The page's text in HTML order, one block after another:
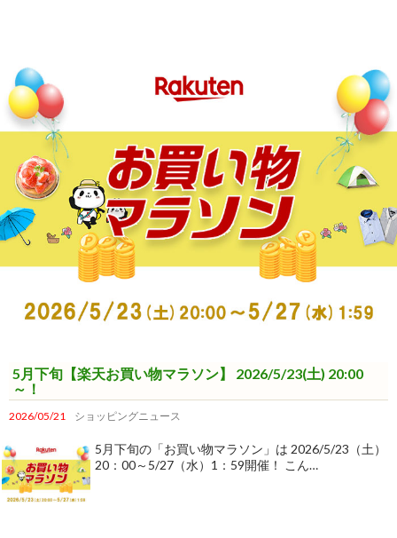
5月下旬【楽天お買い物マラソン】 2026/5/23(土) 20:00
～！
2026/05/21 ショッピングニュース
5月下旬の「お買い物マラソン」は 2026/5/23（土）
20：00～5/27（水）1：59開催！ こん…